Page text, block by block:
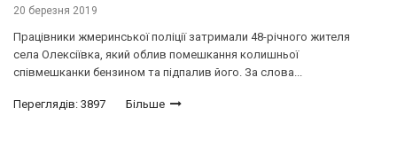
20 березня 2019
Працівники жмеринської поліції затримали 48-річного жителя
села Олексіївка, який облив помешкання колишньої
співмешканки бензином та підпалив його. За слова...
Переглядів: 3897 Більше